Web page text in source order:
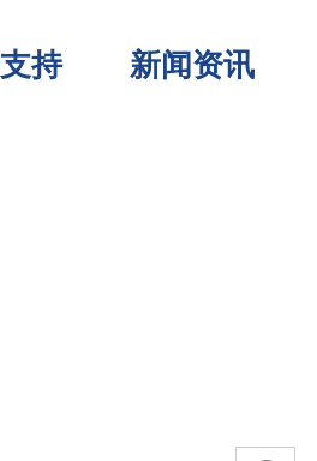
持 新闻资讯